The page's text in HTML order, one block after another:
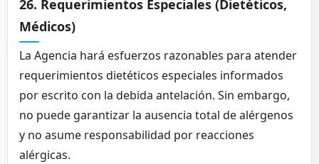
26. Requerimientos Especiales (Dietéticos,
Médicos)
La Agencia hará esfuerzos razonables para atender
requerimientos dietéticos especiales informados
por escrito con la debida antelación. Sin embargo,
no puede garantizar la ausencia total de alérgenos
y no asume responsabilidad por reacciones
alérgicas.